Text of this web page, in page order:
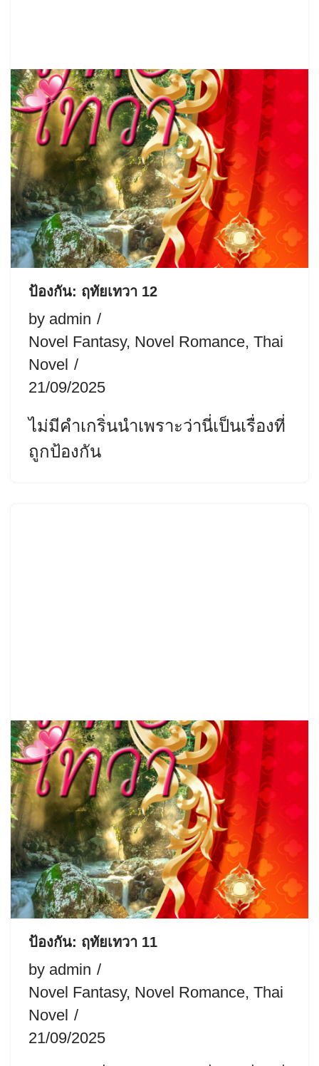
ป้องกัน: ฤทัยเทวา 12
by admin
Novel Fantasy, Novel Romance, Thai
Novel
21/09/2025
ไม่มีคำเกริ่นนำเพราะว่านี่เป็นเรื่องที่
ถูกป้องกัน
ป้องกัน: ฤทัยเทวา 11
by admin
Novel Fantasy, Novel Romance, Thai
Novel
21/09/2025